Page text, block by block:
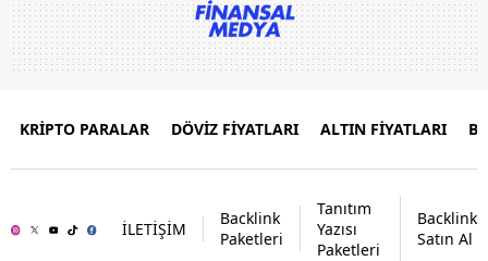
KRİPTO PARALAR DÖVİZ FİYATLARI ALTIN FİYATLARI
İLETİŞİM
Backlink
Paketleri
Tanıtım
Yazısı
Paketleri
Backlink
Satın Al